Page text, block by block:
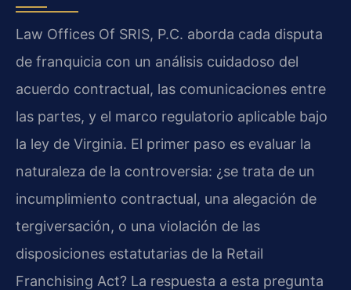
Law Offices Of SRIS, P.C. aborda cada disputa
de franquicia con un análisis cuidadoso del
acuerdo contractual, las comunicaciones entre
las partes, y el marco regulatorio aplicable bajo
la ley de Virginia. El primer paso es evaluar la
naturaleza de la controversia: ¿se trata de un
incumplimiento contractual, una alegación de
tergiversación, o una violación de las
disposiciones estatutarias de la Retail
Franchising Act? La respuesta a esta pregunta